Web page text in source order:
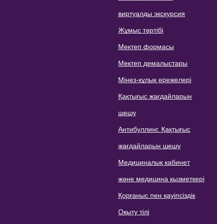
виртуалды экскурсия
Жұмыс тәртібі
Мектеп формасы
Мектеп демалыстары
Мінез-құлық ережелері
Қақтығыс жағдайларын
шешу
Антибуллинг. Қақтығыс
жағдайларын шешу
Медициналық кабинет
және медицина қызметкері
Қорғаныс пен қауіпсіздік
Оқыту тілі